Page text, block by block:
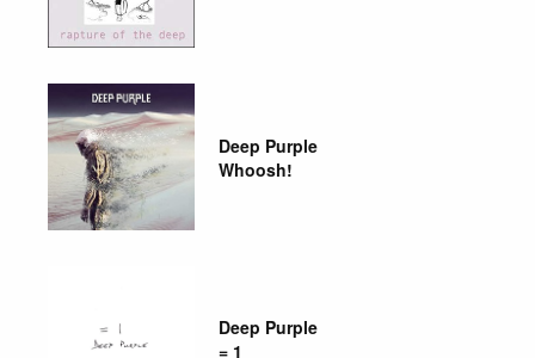
Deep Purple
Whoosh!
Deep Purple
= 1